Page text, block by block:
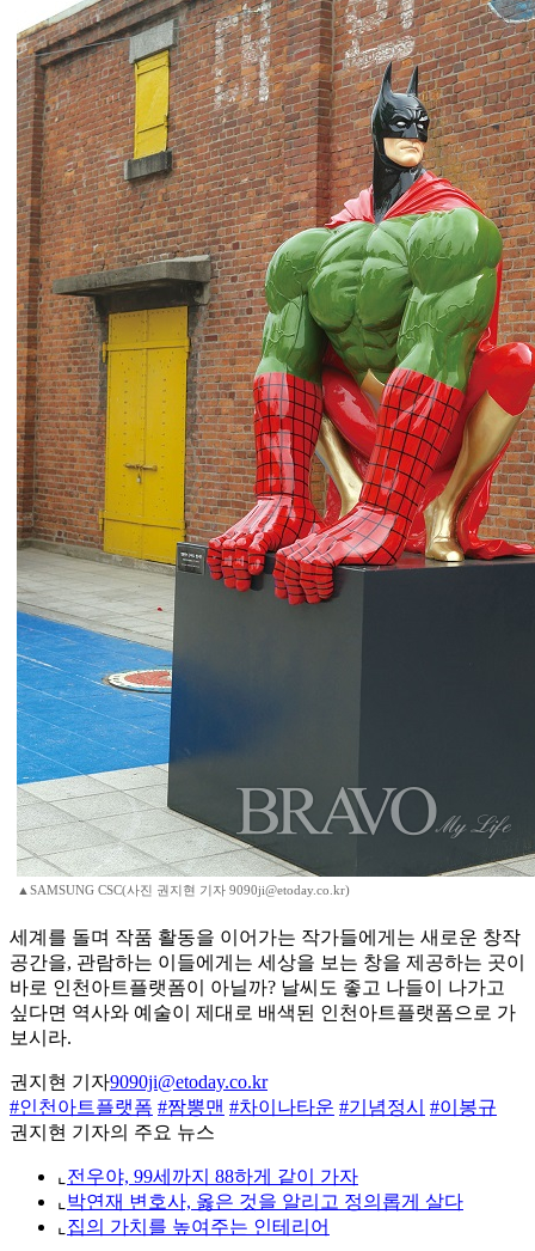
▲SAMSUNG CSC(사진 권지현 기자 9090ji@etoday.co.kr)
세계를 돌며 작품 활동을 이어가는 작가들에게는 새로운 창작
공간을, 관람하는 이들에게는 세상을 보는 창을 제공하는 곳이
바로 인천아트플랫폼이 아닐까? 날씨도 좋고 나들이 나가고
싶다면 역사와 예술이 제대로 배색된 인천아트플랫폼으로 가
보시라.
권지현 기자9090ji@etoday.co.kr
#인천아트플랫폼 #짬뽕맨 #차이나타운 #기념정시 #이봉규
권지현 기자의 주요 뉴스
⌞ 전우야, 99세까지 88하게 같이 가자
⌞ 박연재 변호사, 옳은 것을 알리고 정의롭게 살다
⌞ 집의 가치를 높여주는 인테리어